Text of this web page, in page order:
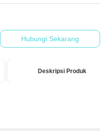
Hubungi Sekarang
Deskripsi Produk